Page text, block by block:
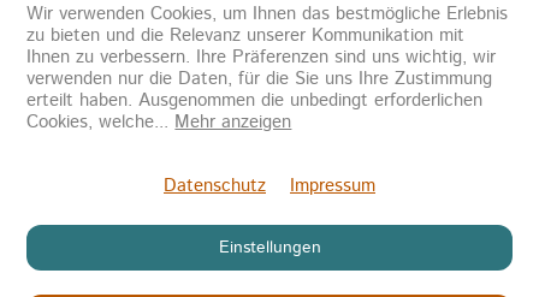
Newsletter abonnieren
Wir verwenden Cookies, um Ihnen das bestmögliche Erlebnis
zu bieten und die Relevanz unserer Kommunikation mit
Ihnen zu verbessern. Ihre Präferenzen sind uns wichtig, wir
verwenden nur die Daten, für die Sie uns Ihre Zustimmung
erteilt haben. Ausgenommen die unbedingt erforderlichen
Cookies, welche... Mehr anzeigen
Datenschutz Impressum
Einstellungen